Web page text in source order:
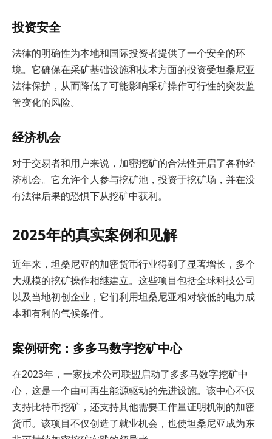
投资安全
法律的明确性为本地和国际投资者提供了一个安全的环
境。它确保在采矿基础设施和技术方面的投资受坦桑尼亚
法律保护，从而降低了可能影响采矿操作可行性的突发监
管变化的风险。
经济机会
对于交易者和用户来说，加密挖矿的合法性开启了各种经
济机会。它允许个人参与挖矿池，投资于挖矿场，并在没
有法律后果的恐惧下从挖矿中获利。
2025年的真实案例和见解
近年来，坦桑尼亚的加密货币行业得到了显著增长，多个
大规模的挖矿操作相继建立。这些项目包括全球科技公司
以及当地初创企业，它们利用坦桑尼亚相对较低的电力成
本和有利的气候条件。
案例研究：多多马数字挖矿中心
在2023年，一家技术公司联盟启动了多多马数字挖矿中
心，这是一个由可再生能源驱动的先进设施。该中心不仅
支持比特币挖矿，还支持其他需要工作量证明机制的加密
货币。该项目不仅创造了就业机会，也使坦桑尼亚成为东